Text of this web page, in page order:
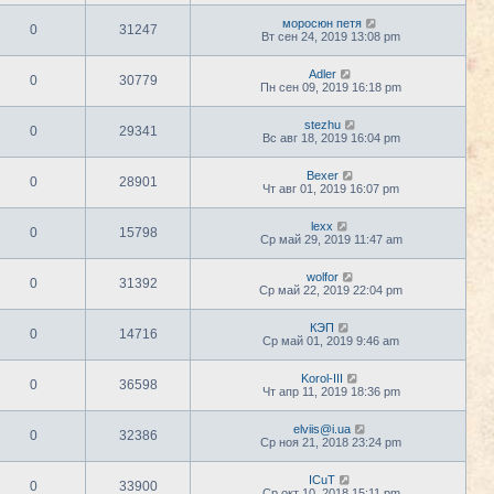
0 31247
моросюн петя
Вт сен 24, 2019 13:08 pm
0 30779
Adler
Пн сен 09, 2019 16:18 pm
0 29341
stezhu
Вс авг 18, 2019 16:04 pm
0 28901
Bexer
Чт авг 01, 2019 16:07 pm
0 15798
lexx
Ср май 29, 2019 11:47 am
0 31392
wolfor
Ср май 22, 2019 22:04 pm
0 14716
КЭП
Ср май 01, 2019 9:46 am
0 36598
Korol-III
Чт апр 11, 2019 18:36 pm
0 32386
elviis@i.ua
Ср ноя 21, 2018 23:24 pm
0 33900
ICuT